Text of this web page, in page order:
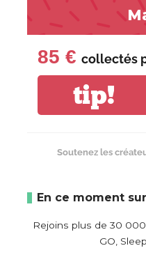
85 € collectés
tip!
Soutenez les
En ce moment
Rejoins plus de 30
GO,